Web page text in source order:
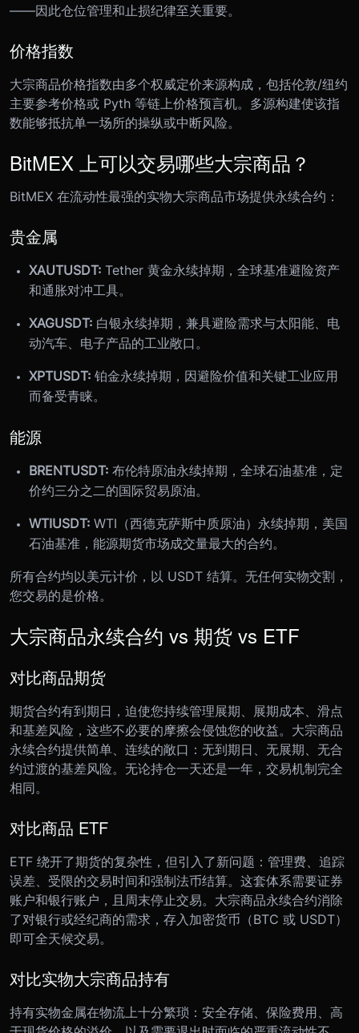
——因此仓位管理和止损纪律至关重要。
价格指数
大宗商品价格指数由多个权威定价来源构成，包括伦敦/纽约
主要参考价格或 Pyth 等链上价格预言机。多源构建使该指
数能够抵抗单一场所的操纵或中断风险。
BitMEX 上可以交易哪些大宗商品？
BitMEX 在流动性最强的实物大宗商品市场提供永续合约：
贵金属
XAUTUSDT: Tether 黄金永续掉期，全球基准避险资产
和通胀对冲工具。
XAGUSDT: 白银永续掉期，兼具避险需求与太阳能、电
动汽车、电子产品的工业敞口。
XPTUSDT: 铂金永续掉期，因避险价值和关键工业应用
而备受青睐。
能源
BRENTUSDT: 布伦特原油永续掉期，全球石油基准，定
价约三分之二的国际贸易原油。
WTIUSDT: WTI（西德克萨斯中质原油）永续掉期，美国
石油基准，能源期货市场成交量最大的合约。
所有合约均以美元计价，以 USDT 结算。无任何实物交割，
您交易的是价格。
大宗商品永续合约 vs 期货 vs ETF
对比商品期货
期货合约有到期日，迫使您持续管理展期、展期成本、滑点
和基差风险，这些不必要的摩擦会侵蚀您的收益。大宗商品
永续合约提供简单、连续的敞口：无到期日、无展期、无合
约过渡的基差风险。无论持仓一天还是一年，交易机制完全
相同。
对比商品 ETF
ETF 绕开了期货的复杂性，但引入了新问题：管理费、追踪
误差、受限的交易时间和强制法币结算。这套体系需要证券
账户和银行账户，且周末停止交易。大宗商品永续合约消除
了对银行或经纪商的需求，存入加密货币（BTC 或 USDT）
即可全天候交易。
对比实物大宗商品持有
持有实物金属在物流上十分繁琐：安全存储、保险费用、高